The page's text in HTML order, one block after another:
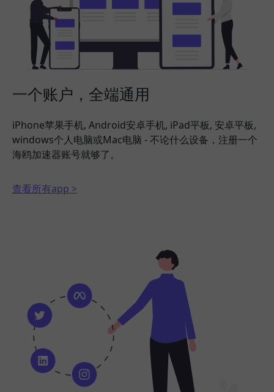
一个账户，全端通用
iPhone苹果手机, Android安卓手机, iPad平板, 安卓平板,
windows个人电脑或Mac电脑 - 不论什么设备，注册一个
海鸥加速器账号就够了。
查看所有app >